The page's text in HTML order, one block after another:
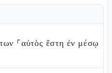
⸀αὐτὸς ἔστη ἐν μέσῳ